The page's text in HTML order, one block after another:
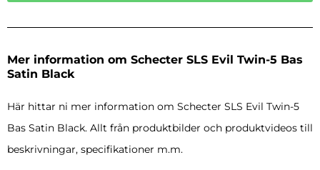
Mer information om Schecter SLS Evil Twin-5 Bas
Satin Black
Här hittar ni mer information om Schecter SLS Evil Twin-5
Bas Satin Black. Allt från produktbilder och produktvideos till
beskrivningar, specifikationer m.m.